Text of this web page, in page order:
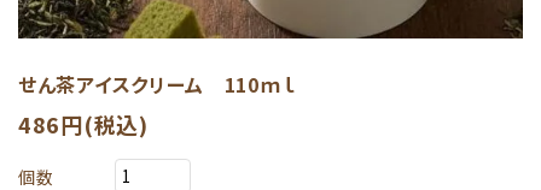
せん茶アイスクリーム 110ｍｌ
486円(税込)
個数